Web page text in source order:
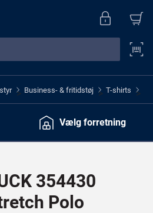
> Business- & fritidstøj > T-shirts >
Vælg forretning
354430
Polo